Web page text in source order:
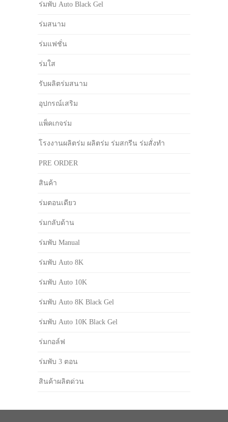
ร่มพับ Auto Black Gel
ร่มสนาม
ร่มแฟชั่น
ร่มใส
รับผลิตร่มสนาม
อุปกรณ์เสริม
แพ็คเกจร่ม
โรงงานผลิตร่ม ผลิตร่ม ร่มสกรีน ร่มสั่งทำ
PRE ORDER
สินค้า
ร่มตอนเดียว
ร่มกลับด้าน
ร่มพับ Manual
ร่มพับ Auto 8K
ร่มพับ Auto 10K
ร่มพับ Auto 8K Black Gel
ร่มพับ Auto 10K Black Gel
ร่มกอล์ฟ
ร่มพับ 3 ตอน
สินค้าผลิตด่วน